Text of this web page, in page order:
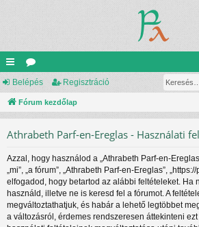
yo
rs
ór
u
Belépés Regisztráció
Fórum kezdőlap
Athrabeth Parf-en-Ereglas - Használati
Azzal, hogy használod a „Athrabeth Parf-en-
„mi”, „a fórum”, „Athrabeth Parf-en-Ereglas”,
elfogadod, hogy betartod az alábbi feltételeket. Ha
használd, illetve ne is keresd fel a fórumot. A
megváltoztathatjuk, és habár a lehető legtöbbet
a változásról, érdemes rendszeresen áttekinteni